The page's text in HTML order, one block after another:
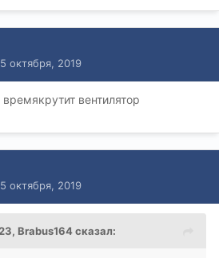
октября, 2019
вентилятор
октября, 2019
Brabus164сказал: